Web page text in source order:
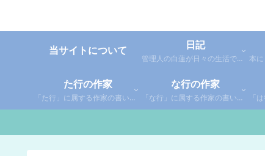
当サイトについて
日記
管理人の白蓮が日々の生活で感じた事や考えた事を綴った個人的な日記です。
た行の作家
「た行」に属する作家の書いた本の感想です。さらに「た」「ち」「つ」「て」「と」に分類していあります。お好きな作家の作品を探してみてください。
な行の作家
「な行」に属する作家の書いた本の感想です。さらに「な」「に」「ぬ」「ね」「の」に分類していあります。お好きな作家の作品を探してみてください。